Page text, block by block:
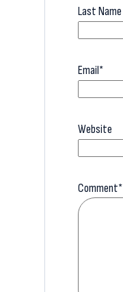
Last Name
Email*
Website
Comment*